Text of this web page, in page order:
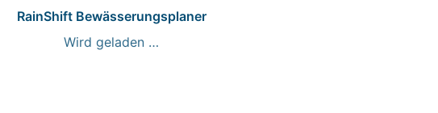
RainShift Bewässerungsplaner
Wird geladen …